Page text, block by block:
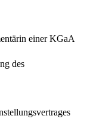
einer KGaA
des